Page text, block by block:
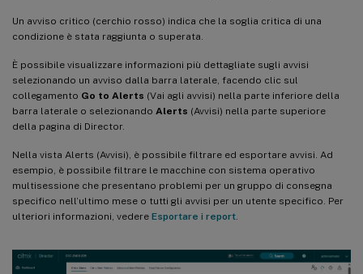
Un avviso critico (cerchio rosso) indica che la soglia critica di una
condizione è stata raggiunta o superata.
È possibile visualizzare informazioni più dettagliate sugli avvisi
selezionando un avviso dalla barra laterale, facendo clic sul
collegamento Go to Alerts (Vai agli avvisi) nella parte inferiore della
barra laterale o selezionando Alerts (Avvisi) nella parte superiore
della pagina di Director.
Nella vista Alerts (Avvisi), è possibile filtrare ed esportare avvisi. Ad
esempio, è possibile filtrare le macchine con sistema operativo
multisessione che presentano problemi per un gruppo di consegna
specifico nell’ultimo mese o tutti gli avvisi per un utente specifico. Per
ulteriori informazioni, vedere Esportare i report.